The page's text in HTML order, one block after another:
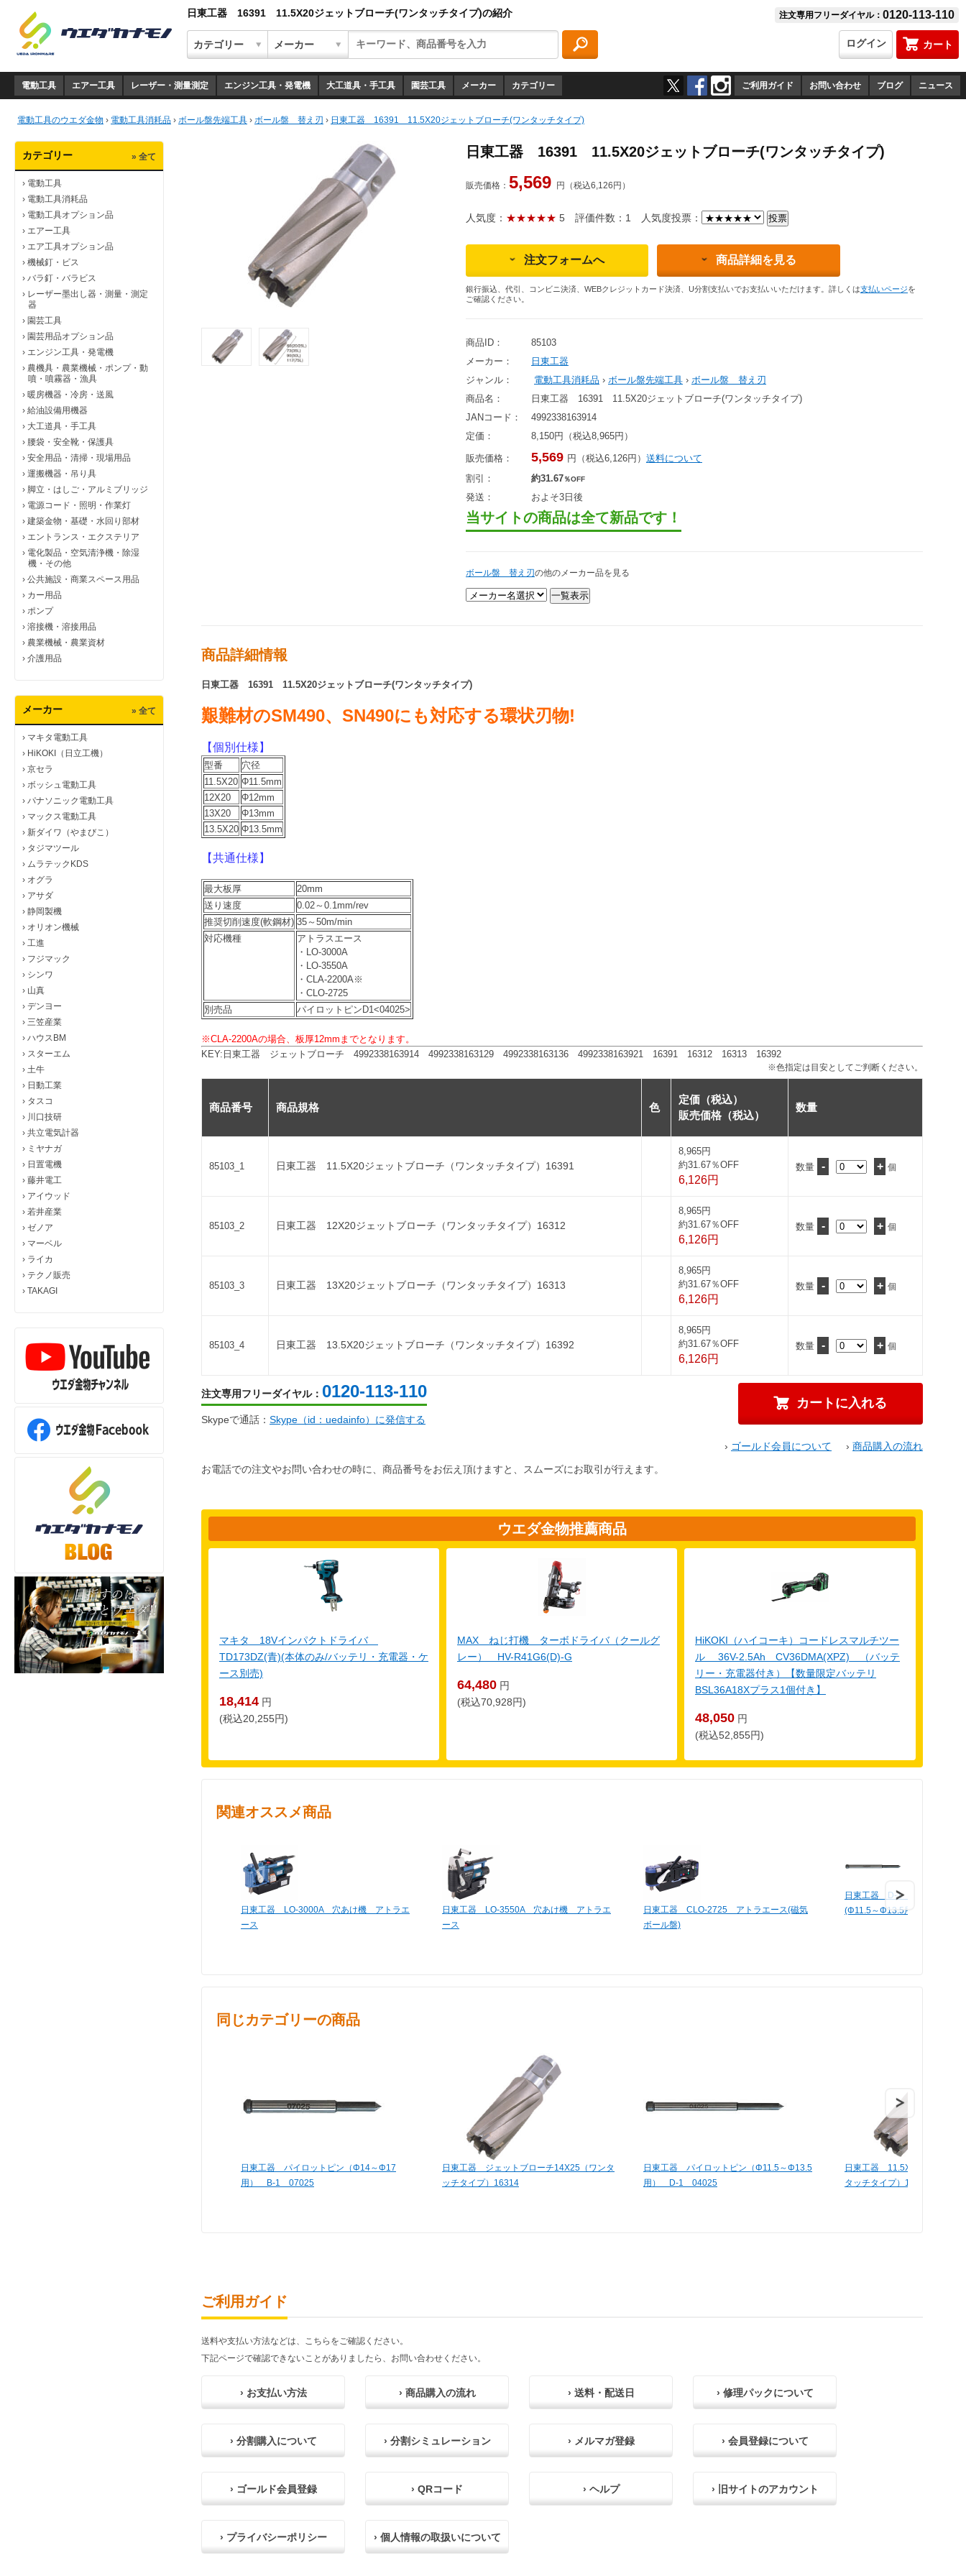
日東工器 16391 11.5X20ジェットブローチ(ワンタッチタイプ)の紹介 注文専用フリーダイヤル： 0120-113-110
カート
ログイン
電動工具 エアー工具 レーザー・測量測定 エンジン工具・発電機 大工道具・手工具 園芸工具 メーカー カテゴリー ご利用ガイド お問い合わせ ブログ ニュース
電動工具のウエダ金物 › 電動工具消耗品 › ボール盤先端工具 › ボール盤 替え刃 › 日東工器 16391 11.5X20ジェットブローチ(ワンタッチタイプ)
カテゴリー » 全て
› 電動工具
› 電動工具消耗品
› 電動工具オプション品
› エアー工具
› エア工具オプション品
› 機械釘・ビス
› バラ釘・バラビス
› レーザー墨出し器・測量・測定
器
› 園芸工具
› 園芸用品オプション品
› エンジン工具・発電機
› 農機具・農業機械・ポンプ・動
噴・噴霧器・漁具
› 暖房機器・冷房・送風
› 給油設備用機器
› 大工道具・手工具
› 腰袋・安全靴・保護具
› 安全用品・清掃・現場用品
› 運搬機器・吊り具
› 脚立・はしご・アルミブリッジ
› 電源コード・照明・作業灯
› 建築金物・基礎・水回り部材
› エントランス・エクステリア
› 電化製品・空気清浄機・除湿
機・その他
› 公共施設・商業スペース用品
› カー用品
› ポンプ
› 溶接機・溶接用品
› 農業機械・農業資材
› 介護用品
メーカー » 全て
› マキタ電動工具
› HiKOKI（日立工機）
› 京セラ
› ボッシュ電動工具
› パナソニック電動工具
› マックス電動工具
› 新ダイワ（やまびこ）
› タジマツール
› ムラテックKDS
› オグラ
› アサダ
› 静岡製機
› オリオン機械
› 工進
› フジマック
› シンワ
› 山真
› デンヨー
› 三笠産業
› ハウスBM
› スターエム
› 土牛
› 日動工業
› タスコ
› 川口技研
› 共立電気計器
› ミヤナガ
› 日置電機
› 藤井電工
› アイウッド
› 若井産業
› ゼノア
› マーベル
› ライカ
› テクノ販売
› TAKAGI
日東工器 16391 11.5X20ジェットブローチ(ワンタッチタイプ)
販売価格： 5,569 円（税込6,126円）
人気度： ★★★★★ 5 評価件数：1 人気度投票：
注文フォームへ 商品詳細を見る
銀行振込、代引、コンビニ決済、WEBクレジットカード決済、U分割支払いでお支払いいただけます。詳しくは支払いページを
ご確認ください。
商品ID：
85103
メーカー：
日東工器
ジャンル：
電動工具消耗品 › ボール盤先端工具 › ボール盤 替え刃
商品名：
日東工器 16391 11.5X20ジェットブローチ(ワンタッチタイプ)
JANコード：
4992338163914
定価：
8,150円（税込8,965円）
販売価格： 5,569 円（税込6,126円） 送料について
割引：
約31.67％OFF
発送： およそ3日後
当サイトの商品は全て新品です！
ボール盤 替え刃の他のメーカー品を見る
商品詳細情報
日東工器 16391 11.5X20ジェットブローチ(ワンタッチタイプ)
艱難材のSM490、SN490にも対応する環状刃物!
【個別仕様】
型番
穴径
11.5X20 Φ11.5mm
12X20
Φ12mm
13X20
Φ13mm
13.5X20 Φ13.5mm
【共通仕様】
最大板厚
20mm
送り速度
0.02～0.1mm/rev
推奨切削速度(軟鋼材) 35～50m/min
対応機種
アトラスエース
・LO-3000A
・LO-3550A
・CLA-2200A※
・CLO-2725
別売品
パイロットピンD1<04025>
※CLA-2200Aの場合、板厚12mmまでとなります。
KEY:日東工器 ジェットブローチ 4992338163914 4992338163129 4992338163136 4992338163921 16391 16312 16313 16392
※色指定は目安としてご判断ください。
商品番号 商品規格 色
定価（税込）
販売価格（税込）
数量
85103_1 日東工器 11.5X20ジェットブローチ（ワンタッチタイプ）16391
8,965円
約31.67％OFF
6,126円
数量 - + 個
85103_2 日東工器 12X20ジェットブローチ（ワンタッチタイプ）16312
8,965円
約31.67％OFF
6,126円
数量 - + 個
85103_3 日東工器 13X20ジェットブローチ（ワンタッチタイプ）16313
8,965円
約31.67％OFF
6,126円
数量 - + 個
85103_4 日東工器 13.5X20ジェットブローチ（ワンタッチタイプ）16392
8,965円
約31.67％OFF
6,126円
数量 - + 個
› ゴールド会員について › 商品購入の流れ
注文専用フリーダイヤル： 0120-113-110
Skypeで通話： Skype（id：uedainfo）に発信する
お電話での注文やお問い合わせの時に、商品番号をお伝え頂けますと、スムーズにお取引が行えます。
ウエダ金物推薦商品
マキタ 18Vインパクトドライバ
TD173DZ(青)(本体のみ/バッテリ・充電器・ケ
ース別売)
18,414 円
(税込20,255円)
MAX ねじ打機 ターボドライバ（クールグ
レー） HV-R41G6(D)-G
64,480 円
(税込70,928円)
HiKOKI（ハイコーキ）コードレスマルチツー
ル 36V-2.5Ah CV36DMA(XPZ) （バッテ
リー・充電器付き）【数量限定バッテリ
BSL36A18Xプラス1個付き】
48,050 円
(税込52,855円)
関連オススメ商品
日東工器 LO-3000A 穴あけ機 アトラエ
ース
日東工器 LO-3550A 穴あけ機 アトラエ
ース
日東工器 CLO-2725 アトラエース(磁気
ボール盤)
日東工器 D-1 04025 パイ
(Φ11.5～Φ13.5用)
同じカテゴリーの商品
日東工器 パイロットピン（Φ14～Φ17
用） B-1 07025
日東工器 ジェットブローチ14X25（ワンタ
ッチタイプ）16314
日東工器 パイロットピン（Φ11.5～Φ13.5
用） D-1 04025
日東工器 11.5X20ジェットブ
タッチタイプ）16391
ご利用ガイド
送料や支払い方法などは、こちらをご確認ください。
下記ページで確認できないことがありましたら、お問い合わせください。
› お支払い方法 › 商品購入の流れ › 送料・配送日 › 修理パックについて
› 分割購入について › 分割シミュレーション › メルマガ登録 › 会員登録について
› ゴールド会員登録 › QRコード › ヘルプ › 旧サイトのアカウント
› プライバシーポリシー › 個人情報の取扱いについて